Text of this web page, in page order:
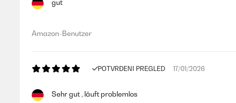
gut
Amazon-Benutzer
POTVRĐENI PREGLED 17/01/2026
Sehr gut , läuft problemlos